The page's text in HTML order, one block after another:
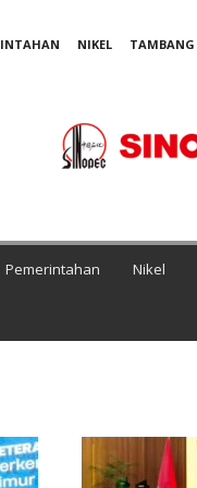
NIKEL TAMBANG
Pemerintahan Nikel